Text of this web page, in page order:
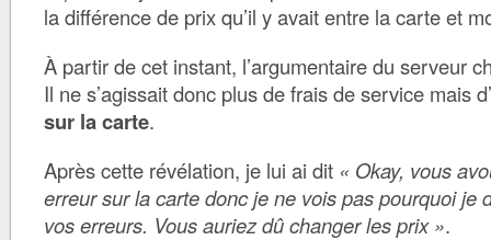
la différence de prix qu’il y avait entre la carte et
À partir de cet instant, l’argumentaire du serveur
Il ne s’agissait donc plus de frais de service mais
sur la carte.
Après cette révélation, je lui ai dit « Okay, vous
erreur sur la carte donc je ne vois pas pourquoi je
vos erreurs. Vous auriez dû changer les prix ».